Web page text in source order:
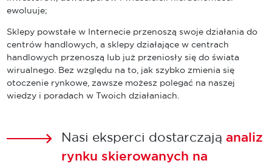
nieruchomościami komercyjnymi obejmujących
bieżące utrzymanie obiektów, doradztwo
techniczne, usługi...
ewoluuje;
Sklepy powstałe w Internecie przenoszą swoje działania do
centrów handlowych, a sklepy działające w centrach
handlowych przenoszą lub już przeniosły się do świata
wirualnego. Bez względu na to, jak szybko zmienia się
otoczenie rynkowe, zawsze możesz polegać na naszej
wiedzy i poradach w Twoich działaniach.
Nasi eksperci dostarczają analiz
rynku skierowanych na